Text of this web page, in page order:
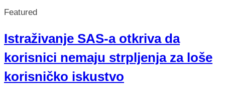
Featured
Istraživanje SAS-a otkriva da
korisnici nemaju strpljenja za loše
korisničko iskustvo